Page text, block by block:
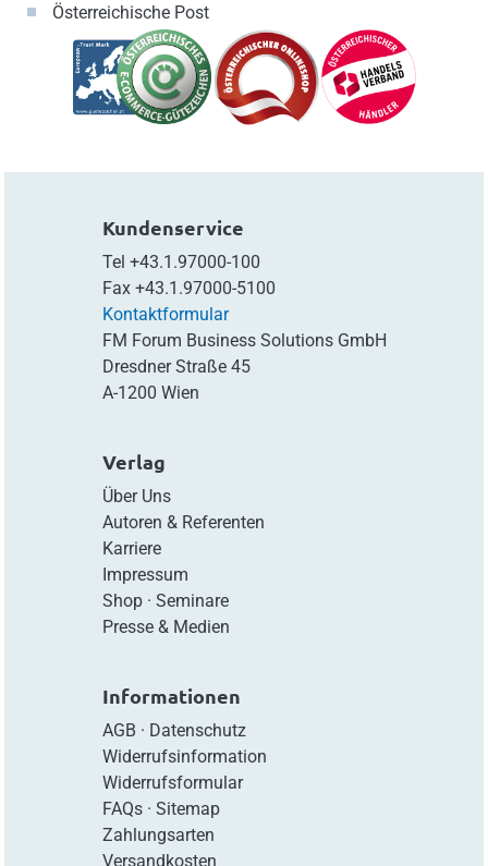
Österreichische Post
Kundenservice
Tel +43.1.97000-100
Fax +43.1.97000-5100
Kontaktformular
FM Forum Business Solutions GmbH
Dresdner Straße 45
A-1200 Wien
Verlag
Über Uns
Autoren & Referenten
Karriere
Impressum
Shop· Seminare
Presse & Medien
Informationen
AGB · Datenschutz
Widerrufsinformation
Widerrufsformular
FAQs· Sitemap
Zahlungsarten
Versandkosten